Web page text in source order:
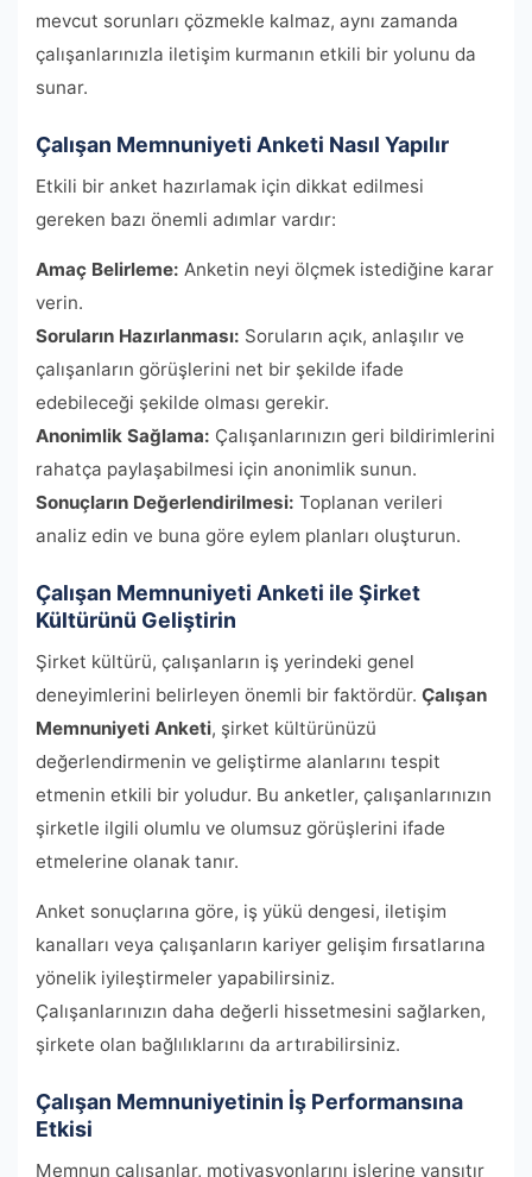
mevcut sorunları çözmekle kalmaz, aynı zamanda
çalışanlarınızla iletişim kurmanın etkili bir yolunu da
sunar.
Çalışan Memnuniyeti Anketi Nasıl Yapılır
Etkili bir anket hazırlamak için dikkat edilmesi
gereken bazı önemli adımlar vardır:
Amaç Belirleme: Anketin neyi ölçmek istediğine karar
verin.
Soruların Hazırlanması: Soruların açık, anlaşılır ve
çalışanların görüşlerini net bir şekilde ifade
edebileceği şekilde olması gerekir.
Anonimlik Sağlama: Çalışanlarınızın geri bildirimlerini
rahatça paylaşabilmesi için anonimlik sunun.
Sonuçların Değerlendirilmesi: Toplanan verileri
analiz edin ve buna göre eylem planları oluşturun.
Çalışan Memnuniyeti Anketi ile Şirket
Kültürünü Geliştirin
Şirket kültürü, çalışanların iş yerindeki genel
deneyimlerini belirleyen önemli bir faktördür. Çalışan
Memnuniyeti Anketi, şirket kültürünüzü
değerlendirmenin ve geliştirme alanlarını tespit
etmenin etkili bir yoludur. Bu anketler, çalışanlarınızın
şirketle ilgili olumlu ve olumsuz görüşlerini ifade
etmelerine olanak tanır.
Anket sonuçlarına göre, iş yükü dengesi, iletişim
kanalları veya çalışanların kariyer gelişim fırsatlarına
yönelik iyileştirmeler yapabilirsiniz.
Çalışanlarınızın daha değerli hissetmesini sağlarken,
şirkete olan bağlılıklarını da artırabilirsiniz.
Çalışan Memnuniyetinin İş Performansına
Etkisi
Memnun çalışanlar, motivasyonlarını işlerine yansıtır